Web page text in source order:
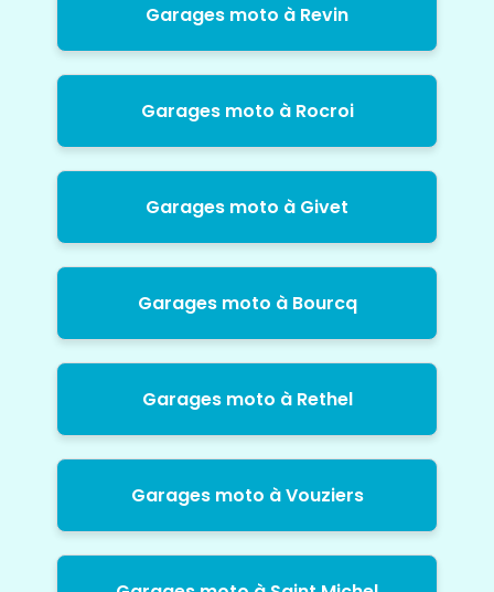
Garages moto à Revin
Garages moto à Rocroi
Garages moto à Givet
Garages moto à Bourcq
Garages moto à Rethel
Garages moto à Vouziers